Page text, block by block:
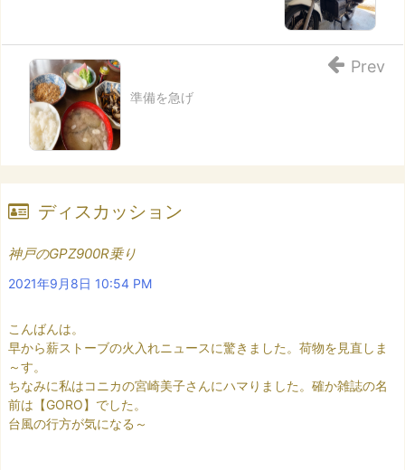
準備を急げ
Prev
ディスカッション
神戸のGPZ900R乗り
2021年9月8日 10:54 PM
こんばんは。
早から薪ストーブの火入れニュースに驚きました。荷物を見直しま
～す。
ちなみに私はコニカの宮崎美子さんにハマりました。確か雑誌の名
前は【GORO】でした。
台風の行方が気になる～